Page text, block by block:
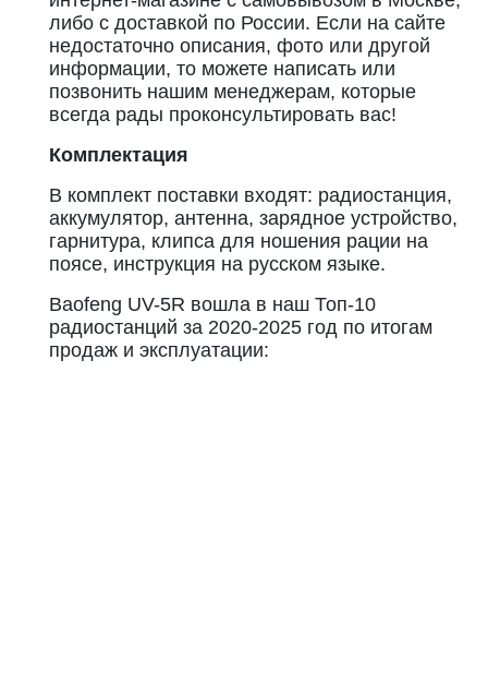
либо с доставкой по России. Если на сайте
недостаточно описания, фото или другой
информации, то можете написать или
позвонить нашим менеджерам, которые
всегда рады проконсультировать вас!
Комплектация
В комплект поставки входят: радиостанция,
аккумулятор, антенна, зарядное устройство,
гарнитура, клипса для ношения рации на
поясе, инструкция на русском языке.
Baofeng UV-5R вошла в наш Топ-10
радиостанций за 2020-2025 год по итогам
продаж и эксплуатации: